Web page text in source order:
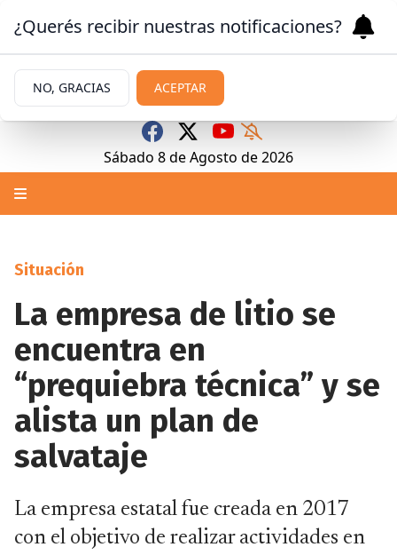
Sábado 8deAgosto de 2026
Situación
La empresa de litio se
encuentra en
“prequiebra técnica” y se
alista un plan de
salvataje
La empresa estatal fue creada en 2017
con el objetivo de realizar actividades en
¿Querés recibir nuestras notificaciones?
NO, GRACIAS ACEPTAR